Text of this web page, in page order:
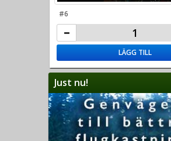
#6
LÄGG TILL
Just nu!